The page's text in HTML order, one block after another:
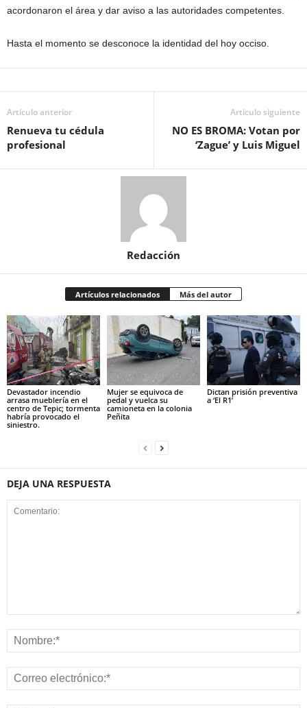
acordonaron el área y dar aviso a las autoridades competentes.
Hasta el momento se desconoce la identidad del hoy occiso.
Artículo anterior
Renueva tu cédula
profesional
Artículo siguiente
NO ES BROMA: Votan por
‘Zague’ y Luis Miguel
Redacción
Artículos relacionados Más del autor
Devastador incendio
arrasa mueblería en el
centro de Tepic; tormenta
habría provocado el
siniestro.
Mujer se equivoca de
pedal y vuelca su
camioneta en la colonia
Peñita
Dictan prisión preventiva
a ‘El R1’
DEJA UNA RESPUESTA